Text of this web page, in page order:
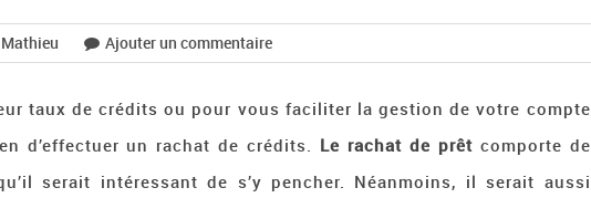
Mathieu Ajouter un commentaire
taux de crédits ou pour vous faciliter la gestion de votre compte
d’effectuer un rachat de crédits. Le rachat de prêtcomporte de
serait intéressant de s’y pencher. Néanmoins, il serait aussi